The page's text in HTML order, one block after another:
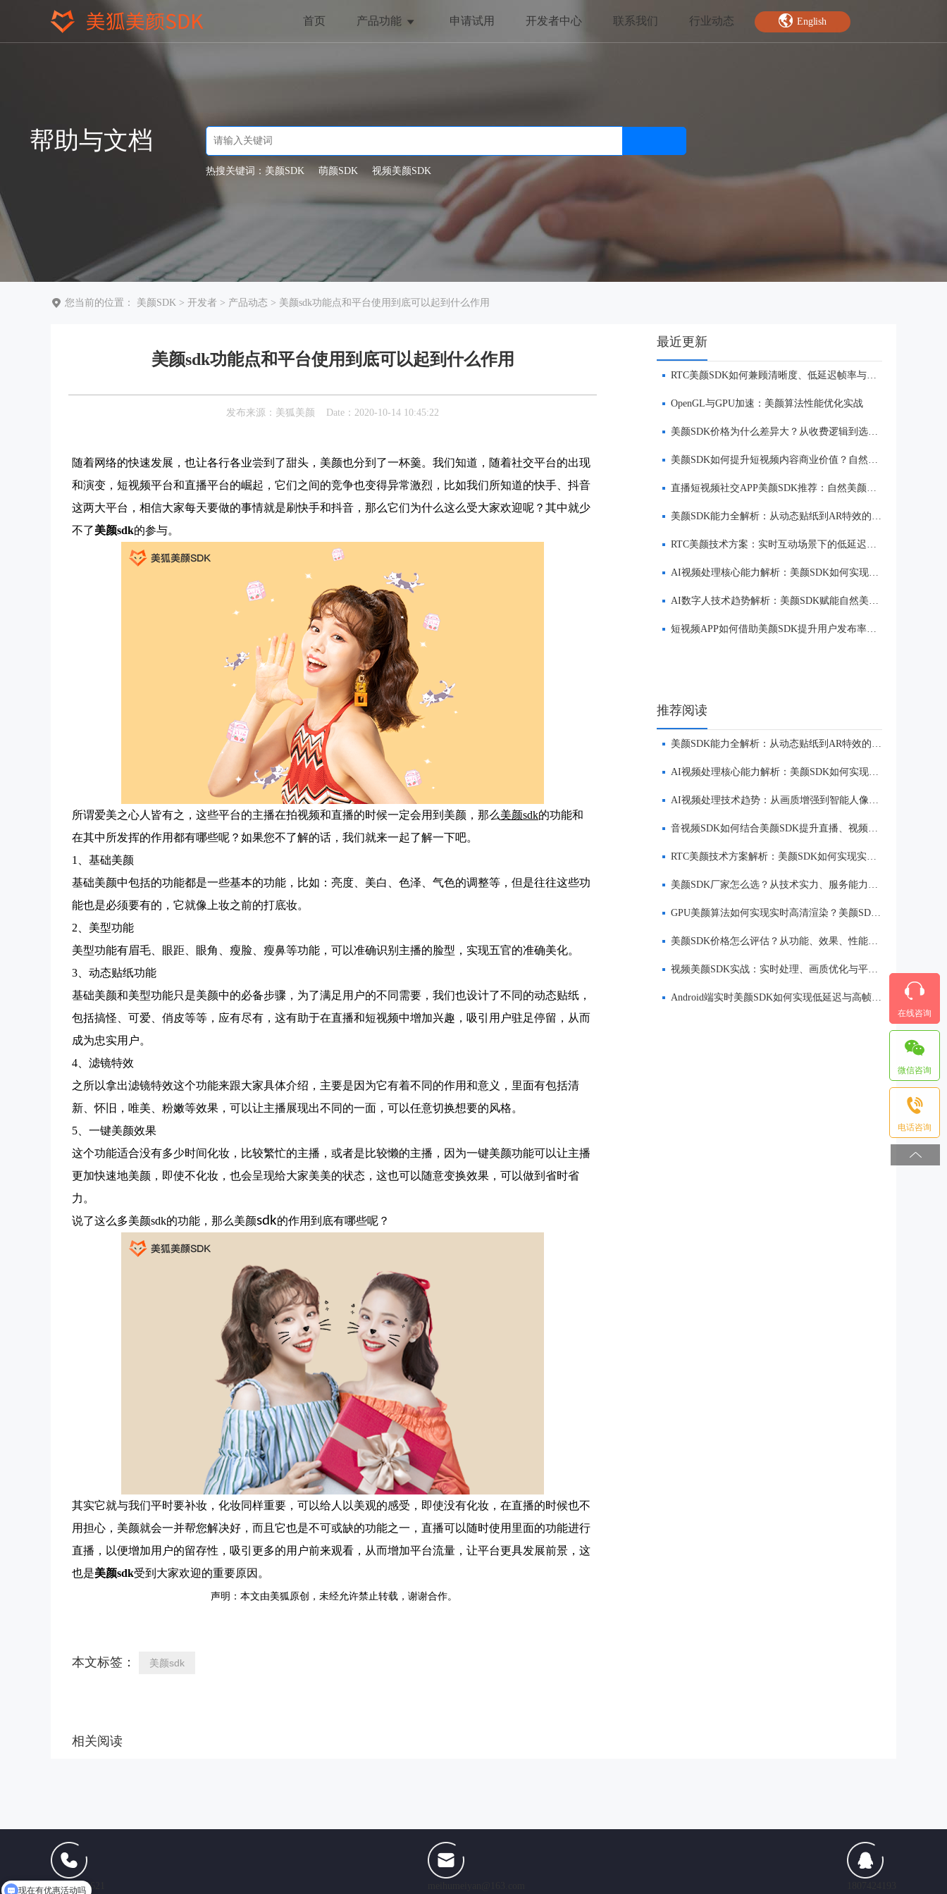
首页 产品功能
人脸美型
滤镜特效
哈哈镜
人脸关键点
AI人像分割
申请试用 开发者中心 联系我们 行业动态 English
帮助与文档
热搜关键词： 美颜SDK 萌颜SDK 视频美颜SDK
您当前的位置： 美颜SDK > 开发者 > 产品动态 > 美颜sdk功能点和平台使用到底可以起到什么作用
美颜sdk功能点和平台使用到底可以起到什么作用
发布来源：美狐美颜 Date：2020-10-14 10:45:22
随着网络的快速发展，也让各行各业尝到了甜头，美颜也分到了一杯羹。我们知道，随着社交平台的出现
和演变，短视频平台和直播平台的崛起，它们之间的竞争也变得异常激烈，比如我们所知道的快手、抖音
这两大平台，相信大家每天要做的事情就是刷快手和抖音，那么它们为什么这么受大家欢迎呢？其中就少
不了美颜sdk的参与。
所谓爱美之心人皆有之，这些平台的主播在拍视频和直播的时候一定会用到美颜，那么美颜sdk的功能和
在其中所发挥的作用都有哪些呢？如果您不了解的话，我们就来一起了解一下吧。
1、基础美颜
基础美颜中包括的功能都是一些基本的功能，比如：亮度、美白、色泽、气色的调整等，但是往往这些功
能也是必须要有的，它就像上妆之前的打底妆。
2、美型功能
美型功能有眉毛、眼距、眼角、瘦脸、瘦鼻等功能，可以准确识别主播的脸型，实现五官的准确美化。
3、动态贴纸功能
基础美颜和美型功能只是美颜中的必备步骤，为了满足用户的不同需要，我们也设计了不同的动态贴纸，
包括搞怪、可爱、俏皮等等，应有尽有，这有助于在直播和短视频中增加兴趣，吸引用户驻足停留，从而
成为忠实用户。
4、滤镜特效
之所以拿出滤镜特效这个功能来跟大家具体介绍，主要是因为它有着不同的作用和意义，里面有包括清
新、怀旧，唯美、粉嫩等效果，可以让主播展现出不同的一面，可以任意切换想要的风格。
5、一键美颜效果
这个功能适合没有多少时间化妆，比较繁忙的主播，或者是比较懒的主播，因为一键美颜功能可以让主播
更加快速地美颜，即使不化妆，也会呈现给大家美美的状态，这也可以随意变换效果，可以做到省时省
力。
说了这么多美颜sdk的功能，那么美颜sdk的作用到底有哪些呢？
其实它就与我们平时要补妆，化妆同样重要，可以给人以美观的感受，即使没有化妆，在直播的时候也不
用担心，美颜就会一并帮您解决好，而且它也是不可或缺的功能之一，直播可以随时使用里面的功能进行
直播，以便增加用户的留存性，吸引更多的用户前来观看，从而增加平台流量，让平台更具发展前景，这
也是美颜sdk受到大家欢迎的重要原因。
声明：本文由美狐原创，未经允许禁止转载，谢谢合作。
本文标签： 美颜sdk
相关阅读
最近更新
RTC美颜SDK如何兼顾清晰度、低延迟帧率与自然美颜效果
OpenGL与GPU加速：美颜算法性能优化实战
美颜SDK价格为什么差异大？从收费逻辑到选型优势一次讲清
美颜SDK如何提升短视频内容商业价值？自然美颜、实时渲染与多端适配优势解析
直播短视频社交APP美颜SDK推荐：自然美颜、低延迟与多端适配对比
美颜SDK能力全解析：从动态贴纸到AR特效的实时渲染方案
RTC美颜技术方案：实时互动场景下的低延迟美颜
AI视频处理核心能力解析：美颜SDK如何实现美颜、实时渲染与多端适配
AI数字人技术趋势解析：美颜SDK赋能自然美颜、实时互动与多端适配
短视频APP如何借助美颜SDK提升用户发布率与内容质量
推荐阅读
美颜SDK能力全解析：从动态贴纸到AR特效的实时渲染方案
AI视频处理核心能力解析：美颜SDK如何实现美颜、实时渲染与多端适配
AI视频处理技术趋势：从画质增强到智能人像优化
音视频SDK如何结合美颜SDK提升直播、视频社交与互动体验
RTC美颜技术方案解析：美颜SDK如何实现实时互动场景下的低延迟美颜
美颜SDK厂家怎么选？从技术实力、服务能力到品牌口碑全面解析
GPU美颜算法如何实现实时高清渲染？美颜SDK核心技术解析
美颜SDK价格怎么评估？从功能、效果、性能到服务全面解析
视频美颜SDK实战：实时处理、画质优化与平台适配
Android端实时美颜SDK如何实现低延迟与高帧率？直播短视频场景解析
13165102621
在线咨询
微信咨询
电话咨询
现在有优惠活动吗